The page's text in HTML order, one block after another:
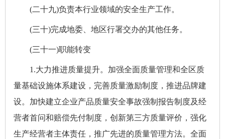
(二十九)负责本行业领域的安全生产工作。
(三十)完成地委、地区行署交办的其他任务。
(三十一)职能转变
1.大力推进质量提升。加强全面质量管理和全区质
量基础设施体系建设，完善质量激励制度，推进品牌建
设。加快建立企业产品质量安全事故强制报告制度及经
营者首问和赔偿先付制度，创新第三方质量评价，强化
生产经营者主体责任，推广先进的质量管理方法。全面